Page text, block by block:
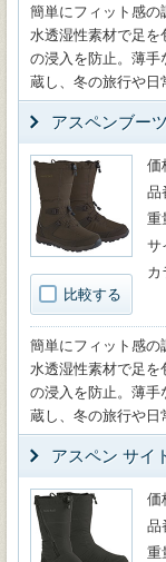
簡単にフィット感の
水透湿性素材で足を
の浸入を防止。薄手
蔵し、冬の旅行や日
アスペンブー
比較する
価
品
重
サ
カ
簡単にフィット感の
水透湿性素材で足を
の浸入を防止。薄手
蔵し、冬の旅行や日
アスペン サイ
価
品
重